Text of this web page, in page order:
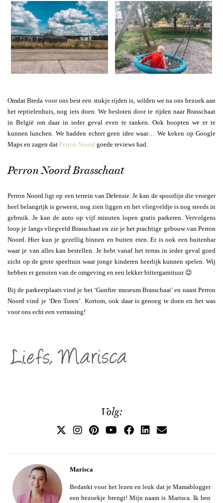
Omdat Breda voor ons best een stukje rijden is, wilden we na ons bezoek aan
het reptielenhuis, nog iets doen. We besloten door te rijden naar Brasschaat
in België om daar in ieder geval even te tanken. Ook hoopten we er te
kunnen lunchen. We hadden echter geen idee waar… We keken op Google
Maps en zagen dat Perron Noord goede reviews had.
Perron Noord Brasschaat
Perron Noord ligt op een terrein van Defensie. Je kan de spoorlijn die vroeger
heel belangrijk is geweest, nog zien liggen en het vliegveldje is nog steeds in
gebruik. Je kan de auto op vijf minuten lopen gratis parkeren. Vervolgens
loop je langs vliegveld Brasschaat en zie je het prachtige gebouw van Perron
Noord. Hier kun je gezellig binnen en buiten eten. Er is ook een buitenbar
waar je van alles kan bestellen. Je hebt vanaf het terras in ieder geval goed
zicht op de grote speeltuin waar jonge kinderen heerlijk kunnen spelen. Wij
hebben er genoten van de omgeving en een lekker bittergarnituur 😉
Bij de parkeerplaats vind je het ‘Gunfire museum Brasschaat’ en naast Perron
Noord vind je ‘Den Toren’. Kortom, ook daar is genoeg te doen en het was
voor ons echt een verrassing!
Volg:
Marisca
Bedankt voor het lezen en leuk dat je Mamablogger
een bezoekje brengt! Mijn naam is Marisca. Ik ben